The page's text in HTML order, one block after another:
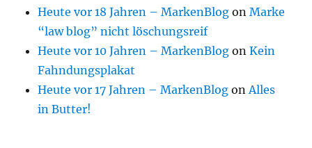
Heute vor 18 Jahren – MarkenBlog onMarke
“law blog” nicht löschungsreif
Heute vor 10 Jahren – MarkenBlog onKein
Fahndungsplakat
Heute vor 17 Jahren – MarkenBlog onAlles
in Butter!